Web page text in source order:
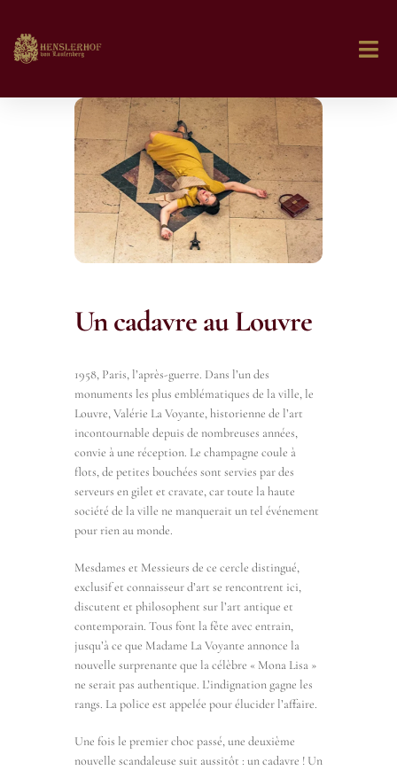
Un cadavre au Louvre
1958, Paris, l’après-guerre. Dans l’un des
monuments les plus emblématiques de la ville, le
Louvre, Valérie La Voyante, historienne de l’art
incontournable depuis de nombreuses années,
convie à une réception. Le champagne coule à
flots, de petites bouchées sont servies par des
serveurs en gilet et cravate, car toute la haute
société de la ville ne manquerait un tel événement
pour rien au monde.
Mesdames et Messieurs de ce cercle distingué,
exclusif et connaisseur d’art se rencontrent ici,
discutent et philosophent sur l’art antique et
contemporain. Tous font la fête avec entrain,
jusqu’à ce que Madame La Voyante annonce la
nouvelle surprenante que la célèbre « Mona Lisa »
ne serait pas authentique. L’indignation gagne les
rangs. La police est appelée pour élucider l’affaire.
Une fois le premier choc passé, une deuxième
nouvelle scandaleuse suit aussitôt : un cadavre ! Un